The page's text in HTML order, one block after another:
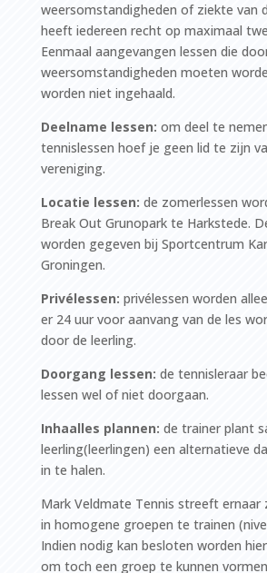
weersomstandigheden of ziekte van
heeft iedereen recht op maximaal
Eenmaal aangevangen lessen die
weersomstandigheden moeten
worden niet ingehaald.
Deelname lessen: om deel te
tennislessen hoef je geen lid te zijn
vereniging.
Locatie lessen: de zomerlessen
Break Out Grunopark te Harkstede.
worden gegeven bij Sportcentrum
Groningen.
Privélessen: privélessen worden
er 24 uur voor aanvang van de les
door de leerling.
Doorgang lessen: de tennisleraar
lessen wel of niet doorgaan.
Inhaalles plannen: de trainer plant
leerling(leerlingen) een alternatieve
in te halen.
Mark Veldmate Tennis streeft ernaar
in homogene groepen te trainen
Indien nodig kan besloten worden
om toch een groep te kunnen